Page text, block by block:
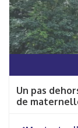
Un pas
de